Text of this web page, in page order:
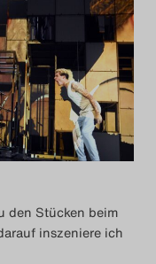
den Stücken beim
inszeniere ich